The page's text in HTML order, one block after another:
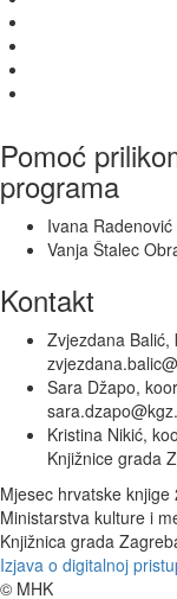
Pomoć
programa
Ivana Radenović
Vanja Štalec
Kontakt
Zvjezdana Balić,
Sara Džapo,
Kristina Nikić,
Knjižnice grada
Mjesec hrvatske
Ministarstva kulture i
Knjižnica grada
Izjava o digitalnoj
© MHK